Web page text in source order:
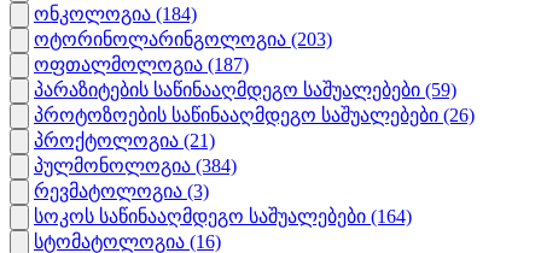
ონკოლოგია (184)
ოტორინოლარინგოლოგია (203)
ოფთალმოლოგია (187)
პარაზიტების საწინააღმდეგო საშუალებები (59)
პროტოზოების საწინააღმდეგო საშუალებები (26)
პროქტოლოგია (21)
პულმონოლოგია (384)
რევმატოლოგია (3)
სოკოს საწინააღმდეგო საშუალებები (164)
სტომატოლოგია (16)